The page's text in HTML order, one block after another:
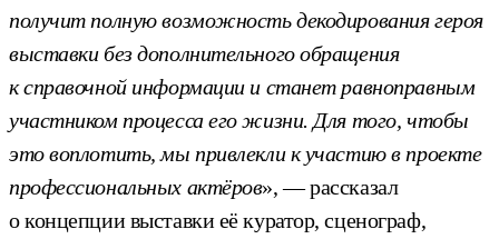
получит полную возможность декодирования героя
выставки без дополнительного обращения
к справочной информации и станет равноправным
участником процесса его жизни. Для того, чтобы
это воплотить, мы привлекли к участию в проекте
профессиональных актёров», — рассказал
о концепции выставки её куратор, сценограф,